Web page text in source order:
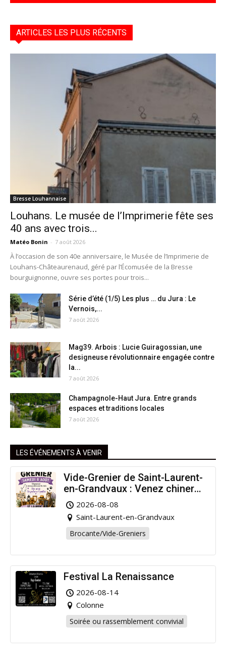
ARTICLES LES PLUS RÉCENTS
Bresse Louhannaise
Louhans. Le musée de l’Imprimerie fête ses
40 ans avec trois...
Matéo Bonin - 7 août 2026
À l’occasion de son 40e anniversaire, le Musée de l’Imprimerie de
Louhans-Châteaurenaud, géré par l’Écomusée de la Bresse
bourguignonne, ouvre ses portes pour trois...
Série d’été (1/5) Les plus … du Jura : Le
Vernois,...
7 août 2026
Mag39. Arbois : Lucie Guiragossian, une
designeuse révolutionnaire engagée contre
la...
7 août 2026
Champagnole-Haut Jura. Entre grands
espaces et traditions locales
7 août 2026
LES ÉVÉNEMENTS À VENIR
Vide-Grenier de Saint-Laurent-
en-Grandvaux : Venez chiner
pour la bonne cause !
2026-08-08
Saint-Laurent-en-Grandvaux
Brocante/Vide-Greniers
Festival La Renaissance
2026-08-14
Colonne
Soirée ou rassemblement convivial